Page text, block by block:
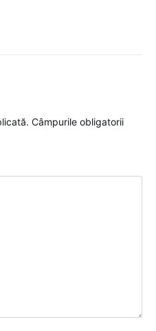
Câmpurile obligatorii